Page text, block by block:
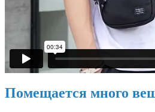
Помещается много